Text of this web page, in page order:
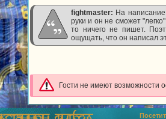
fightmaster: На
руки и он не сможет
то ничего не пишет.
ощущать, что он написал
Гости не имеют возможности